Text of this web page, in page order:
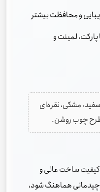
و محافظت بیشتر
لمینت و
مشکی، نقره‌ای
طرح چوب روشن.
کیفیت ساخت عالی و
چیدمانی هماهنگ شود،